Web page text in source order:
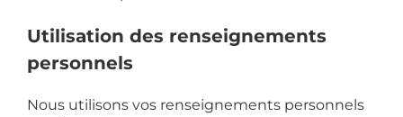
Utilisation des renseignements
personnels
Nous utilisons vos renseignements personnels